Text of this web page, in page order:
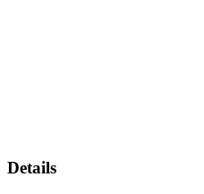
Details